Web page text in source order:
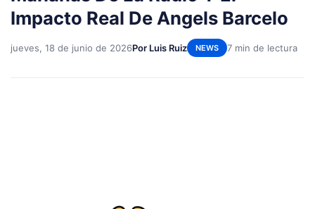
Impacto Real De Angels Barcelo
jueves, 18 de junio de 2026Por Luis Ruiz NEWS 7 min de lectura